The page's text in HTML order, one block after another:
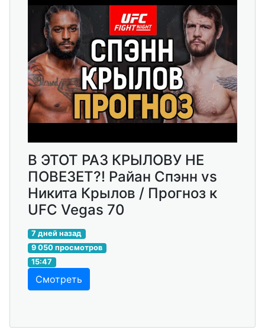
В ЭТОТ РАЗ КРЫЛОВУ НЕ
ПОВЕЗЕТ?! Райан Спэнн vs
Никита Крылов / Прогноз к
UFC Vegas 70
7 дней назад
9 050 просмотров
15:47
Смотреть